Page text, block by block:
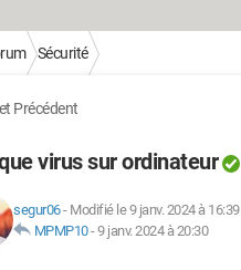
Sécurité
Précédent
virus sur ordinateur
segur06- Modifié le 9 janv. 2024 à 16:39
MPMP10-9 janv. 2024 à 20:30